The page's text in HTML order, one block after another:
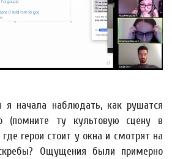
начала наблюдать, как рушатся
ту культовую сцену в
герои стоит у окна и смотрят на
Ощущения были примерно